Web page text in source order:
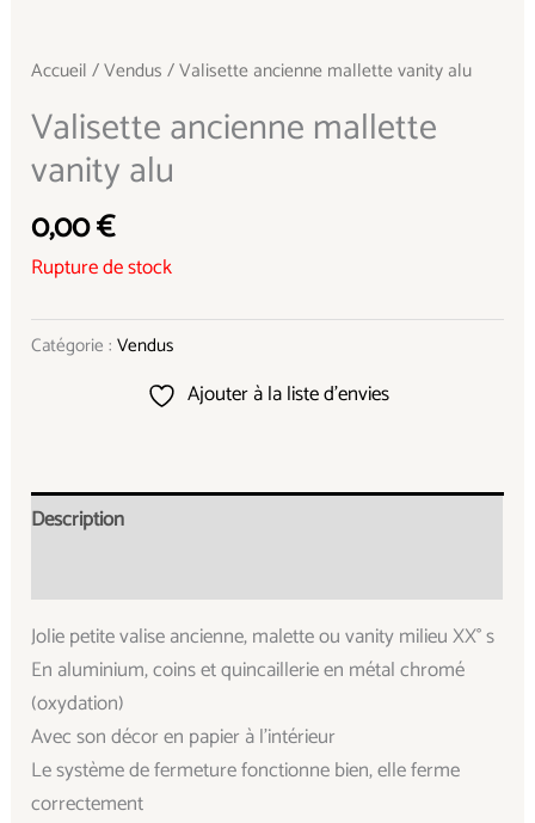
Accueil /Vendus / Valisette ancienne mallette vanity alu
Valisette ancienne mallette
vanity alu
0,00€
Rupture de stock
Catégorie :Vendus
Ajouter à la liste d’envies
Description
Jolie petite valise ancienne, malette ou vanity milieu XX° s
En aluminium, coins et quincaillerie en métal chromé
(oxydation)
Avec son décor en papier à l’intérieur
Le système de fermeture fonctionne bien, elle ferme
correctement